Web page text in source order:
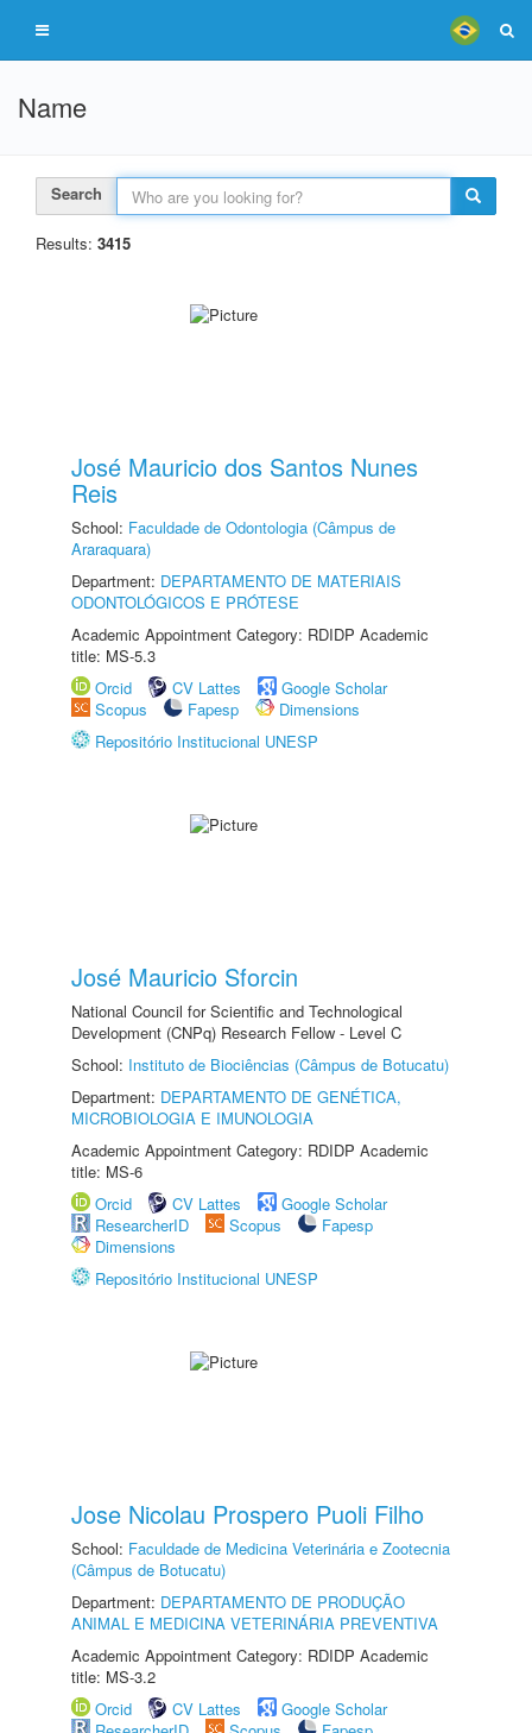
Name
Search
Results: 3415
José Mauricio dos Santos Nunes
Reis
School: Faculdade de Odontologia (Câmpus de
Araraquara)
Department: DEPARTAMENTO DE MATERIAIS
ODONTOLÓGICOS E PRÓTESE
Academic Appointment Category: RDIDP Academic
title: MS-5.3
Orcid
CV Lattes
Google Scholar
Scopus
Fapesp
Dimensions
Repositório Institucional UNESP
José Mauricio Sforcin
National Council for Scientific and Technological
Development (CNPq) Research Fellow - Level C
School: Instituto de Biociências (Câmpus de Botucatu)
Department: DEPARTAMENTO DE GENÉTICA,
MICROBIOLOGIA E IMUNOLOGIA
Academic Appointment Category: RDIDP Academic
title: MS-6
Orcid
CV Lattes
Google Scholar
ResearcherID
Scopus
Fapesp
Dimensions
Repositório Institucional UNESP
Jose Nicolau Prospero Puoli Filho
School: Faculdade de Medicina Veterinária e Zootecnia
(Câmpus de Botucatu)
Department: DEPARTAMENTO DE PRODUÇÃO
ANIMAL E MEDICINA VETERINÁRIA PREVENTIVA
Academic Appointment Category: RDIDP Academic
title: MS-3.2
Orcid
CV Lattes
Google Scholar